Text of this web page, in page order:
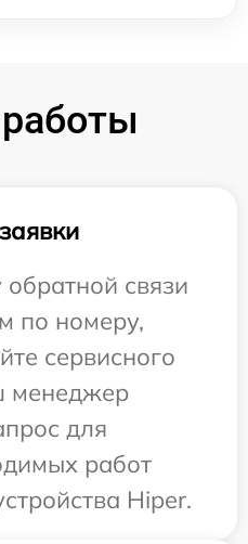
связи
по номеру,
сервисного
менеджер
для
работ
Hiper.